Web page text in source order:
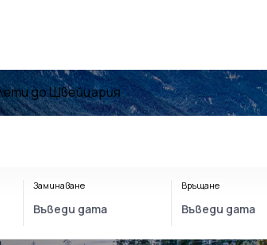
до Швейцария
Заминаване Връщане